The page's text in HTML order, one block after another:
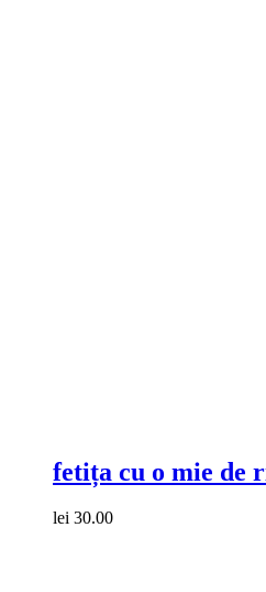
fetița cu o mie de
lei 30.00